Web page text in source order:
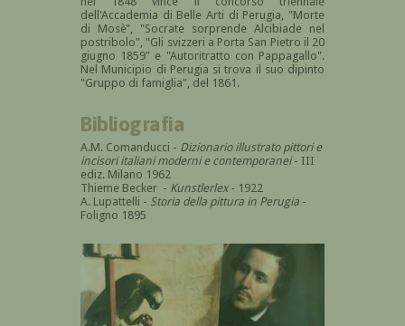
dell'Accademia di Belle Arti di Perugia, "Morte
di Mosè", "Socrate sorprende Alcibiade nel
postribolo", "Gli svizzeri a Porta San Pietro il 20
giugno 1859" e "Autoritratto con Pappagallo".
Nel Municipio di Perugia si trova il suo dipinto
"Gruppo di famiglia", del 1861.
Bibliografia
A.M. Comanducci - Dizionario illustrato pittori e
incisori italiani moderni e contemporanei- III
ediz. Milano 1962
Thieme Becker - Kunstlerlex- 1922
A. Lupattelli - Storia della pittura in Perugia -
Foligno 1895